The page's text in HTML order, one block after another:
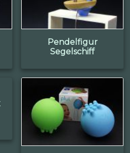
Pendelfigur
Segelschiff